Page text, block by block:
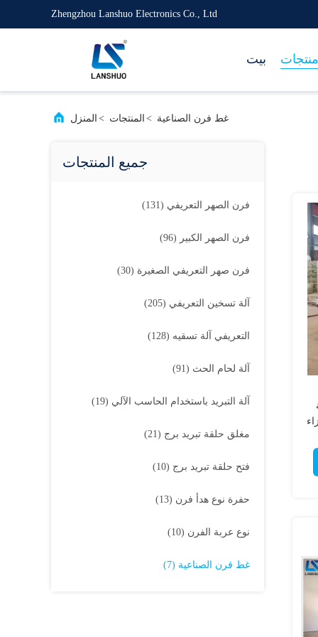
Zhengzhou Lanshuo Electronics Co., Ltd
بيت منتجات
المنزل > المنتجات > غط فرن الصناعية
جميع المنتجات
فرن الصهر التعريفي (131)
فرن الصهر الكبير (96)
فرن صهر التعريفي الصغيرة (30)
آلة تسخين التعريفي (205)
التعريفي آلة تسقيه (128)
آلة لحام الحث (91)
آلة التبريد باستخدام الحاسب الآلي (19)
مغلق حلقة تبريد برج (21)
فتح حلقة تبريد برج (10)
حفرة نوع هدأ فرن (13)
نوع عربة الفرن (10)
غط فرن الصناعية (7)